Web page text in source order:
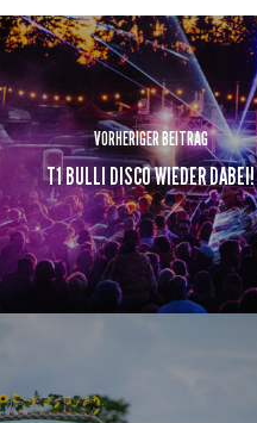
VORHERIGER BEITRAG
T1 BULLI DISCO WIEDER DABEI!